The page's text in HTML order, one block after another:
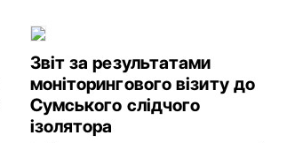
Звіт за результатами
моніторингового візиту до
Сумського слідчого
ізолятора